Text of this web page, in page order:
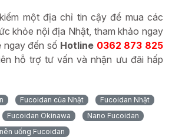
một địa chỉ tin cậy để mua các
khỏe nội địa Nhật, tham khảo ngay
ngay đến số Hotline 0362 873 825
hỗ trợ tư vấn và nhận ưu đãi hấp
Fucoidan của Nhật
Fucoidan Nhật
Fucoidan Okinawa
Nano Fucoidan
uống Fucoidan